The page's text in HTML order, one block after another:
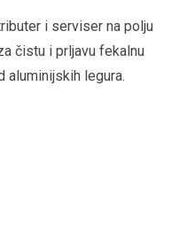
i serviser na polju
čistu i prljavu fekalnu
aluminijskih legura.